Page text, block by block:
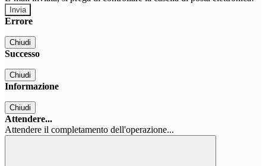
Errore
Chiudi
Successo
Chiudi
Informazione
Chiudi
Attendere...
Attendere il completamento dell'operazione...